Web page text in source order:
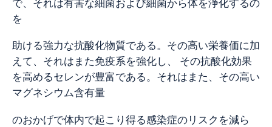
で、それは有害な細菌および細菌から体を浄化するの
を
助ける強力な抗酸化物質である。その高い栄養価に加
えて、それはまた免疫系を強化し、 その抗酸化効果
を高めるセレンが豊富である。それはまた、その高い
マグネシウム含有量
のおかげで体内で起こり得る感染症のリスクを減ら